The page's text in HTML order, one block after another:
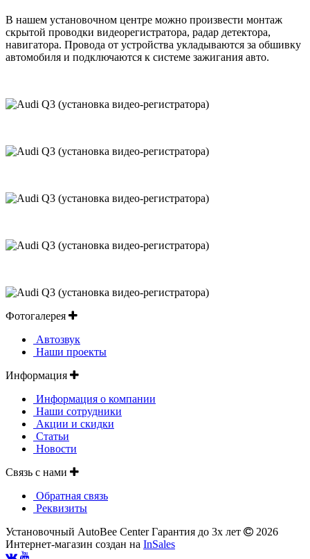
В нашем установочном центре можно произвести монтаж
скрытой проводки видеорегистратора, радар детектора,
навигатора. Провода от устройства укладываются за обшивку
автомобиля и подключаются к системе зажигания авто.
Фотогалерея
Автозвук
Наши проекты
Информация
Информация о компании
Наши сотрудники
Акции и скидки
Статьи
Новости
Связь с нами
Обратная связь
Реквизиты
Установочный AutoBee Center Гарантия до 3х лет
2026
Интернет-магазин создан на InSales